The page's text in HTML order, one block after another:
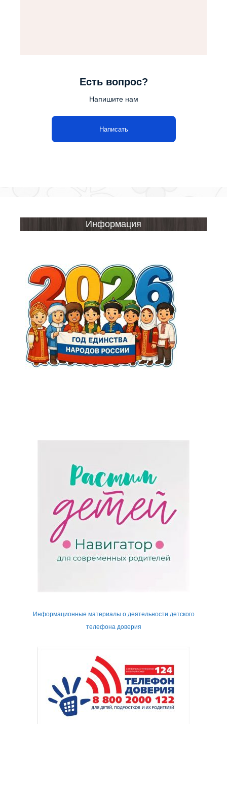
Есть вопрос?
Напишите нам
Написать
Информация
Информационные материалы о деятельности детского
телефона доверия